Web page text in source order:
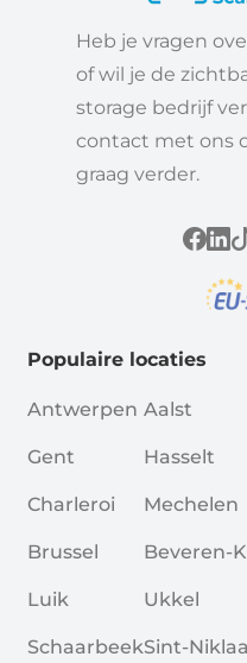
Heb je vragen
of wil je de
storage bedrijf
contact met ons
graag verder.
Populaire locaties
Antwerpen
Gent
Charleroi
Brussel
Luik
Schaarbeek
Aalst
Hasselt
Mechelen
Beveren-
Ukkel
Sint-